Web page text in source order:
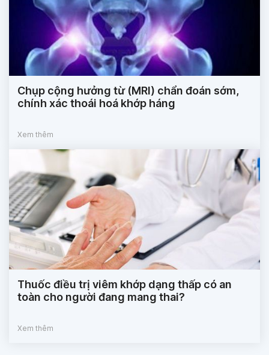
Chụp cộng hưởng từ (MRI) chẩn đoán sớm,
chính xác thoái hoá khớp háng
Xem thêm
Thuốc điều trị viêm khớp dạng thấp có an
toàn cho người đang mang thai?
Xem thêm